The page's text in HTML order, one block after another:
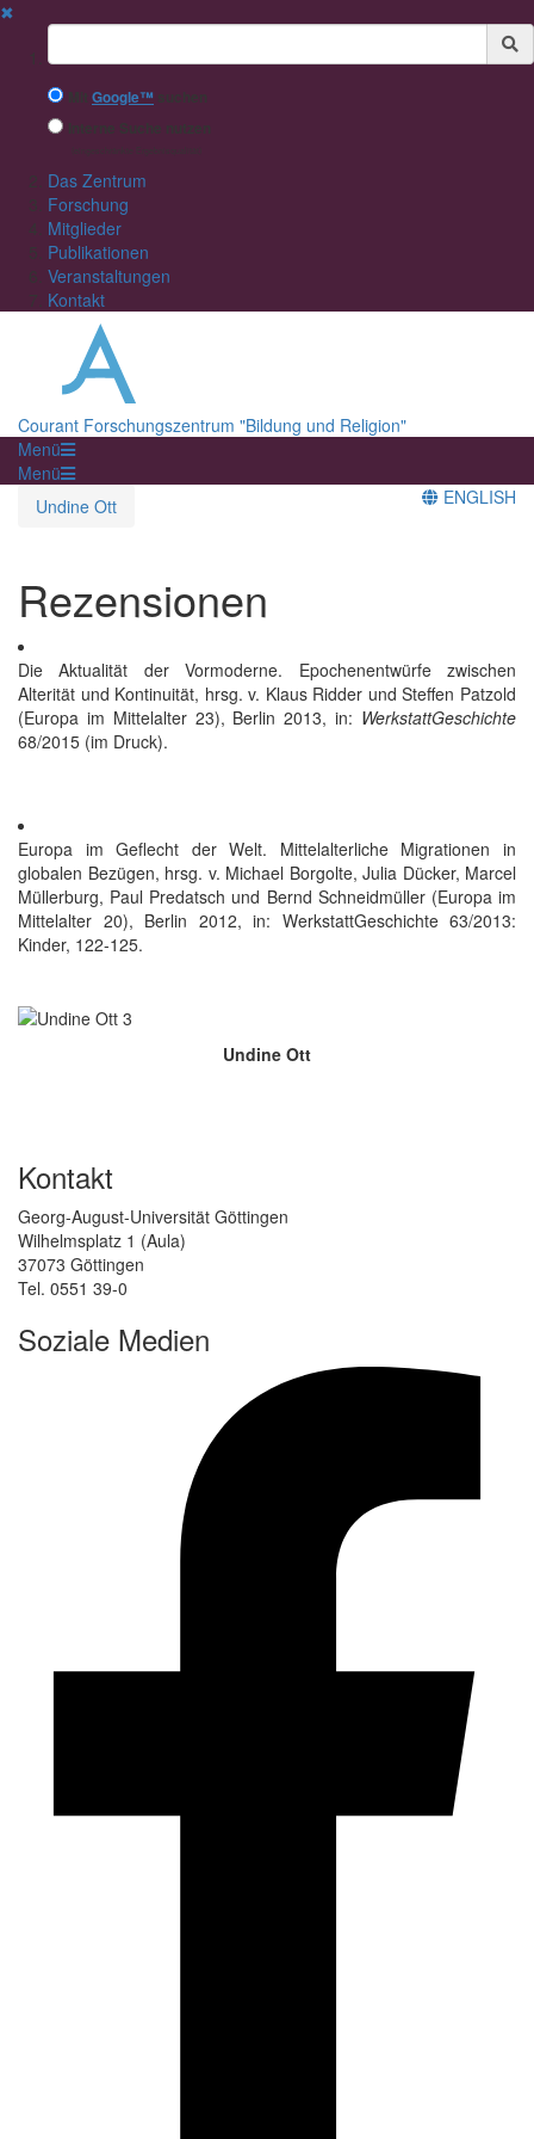
✖
Suchbegriff
Mit Google™ suchen
Interne Suche nutzen
Das Zentrum
Forschung
Mitglieder
Publikationen
Veranstaltungen
Kontakt
Courant Forschungszentrum "Bildung und Religion"
Menü
Menü
Undine Ott
ENGLISH
Rezensionen
Die Aktualität der Vormoderne. Epochenentwürfe zwischen
Alterität und Kontinuität, hrsg. v. Klaus Ridder und Steffen Patzold
(Europa im Mittelalter 23), Berlin 2013, in: WerkstattGeschichte
68/2015 (im Druck).
Europa im Geflecht der Welt. Mittelalterliche Migrationen in
globalen Bezügen, hrsg. v. Michael Borgolte, Julia Dücker, Marcel
Müllerburg, Paul Predatsch und Bernd Schneidmüller (Europa im
Mittelalter 20), Berlin 2012, in: WerkstattGeschichte 63/2013:
Kinder, 122-125.
Undine Ott
Kontakt
Georg-August-Universität Göttingen
Wilhelmsplatz 1 (Aula)
37073 Göttingen
Tel. 0551 39-0
Soziale Medien